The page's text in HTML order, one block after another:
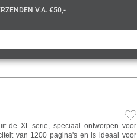
V.A. €50,-
de XL-serie, speciaal ontworpen voor
van 1200 pagina's en is ideaal voor